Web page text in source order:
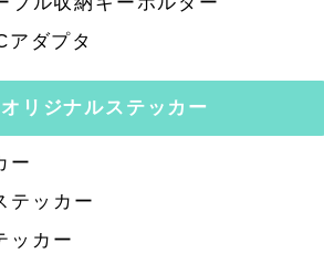
アダプタ
オリジナルステッカー
ー
テッカー
ッカー